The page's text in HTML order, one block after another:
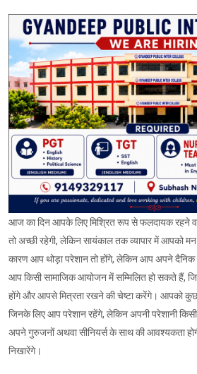
आज का दिन आपके लिए मिश्रित रूप से फलदायक रहने
तो अच्छी रहेगी, लेकिन सायंकाल तक व्यापार में आपको
कारण आप थोड़ा परेशान तो होंगे, लेकिन आप अपने दैनिक
आप किसी सामाजिक आयोजन में सम्मिलित हो सकते हैं,
होंगे और आपसे मित्रता रखने की चेष्टा करेंगे। आपको कुछ
जिनके लिए आप परेशान रहेंगे, लेकिन अपनी परेशानी किसी
अपने गुरुजनों अथवा सीनियर्स के साथ की आवश्यकता
निखारेंगे।